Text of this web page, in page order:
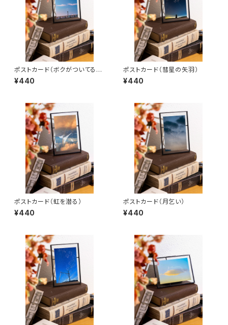
ポストカード（ボクがついてるか
ら）
¥440
ポストカード（彗星の矢羽）
¥440
ポストカード（虹を潜る）
¥440
ポストカード（月乞い）
¥440